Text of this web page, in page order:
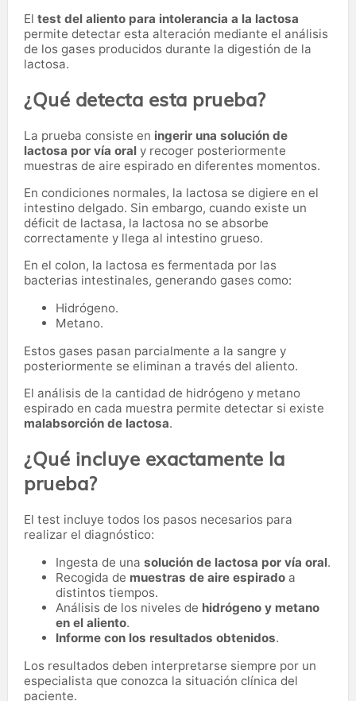
El test del aliento para intolerancia a la lactosa
permite detectar esta alteración mediante el análisis
de los gases producidos durante la digestión de la
lactosa.
¿Qué detecta esta prueba?
La prueba consiste en ingerir una solución de
lactosa por vía oral y recoger posteriormente
muestras de aire espirado en diferentes momentos.
En condiciones normales, la lactosa se digiere en el
intestino delgado. Sin embargo, cuando existe un
déficit de lactasa, la lactosa no se absorbe
correctamente y llega al intestino grueso.
En el colon, la lactosa es fermentada por las
bacterias intestinales, generando gases como:
Hidrógeno.
Metano.
Estos gases pasan parcialmente a la sangre y
posteriormente se eliminan a través del aliento.
El análisis de la cantidad de hidrógeno y metano
espirado en cada muestra permite detectar si existe
malabsorción de lactosa.
¿Qué incluye exactamente la
prueba?
El test incluye todos los pasos necesarios para
realizar el diagnóstico:
Ingesta de una solución de lactosa por vía oral.
Recogida de muestras de aire espirado a
distintos tiempos.
Análisis de los niveles de hidrógeno y metano
en el aliento.
Informe con los resultados obtenidos.
Los resultados deben interpretarse siempre por un
especialista que conozca la situación clínica del
paciente.